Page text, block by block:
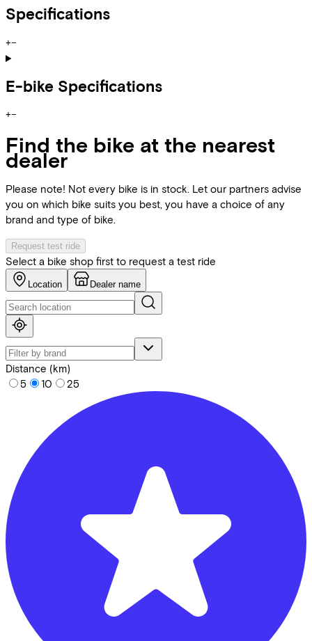
Specifications
+−
E-bike Specifications
+−
Find the bike at the nearest
dealer
Please note! Not every bike is in stock. Let our partners advise
you on which bike suits you best, you have a choice of any
brand and type of bike.
Request test ride
Select a bike shop first to request a test ride
Location Dealer name
Distance (km)
5
10 25